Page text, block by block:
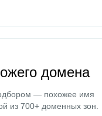
домена
— похожее имя
из 700+ доменных зон.